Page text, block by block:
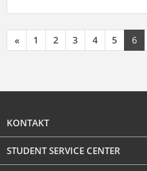
« 1 2 3 4 5 6
KONTAKT
STUDENT SERVICE CENTER